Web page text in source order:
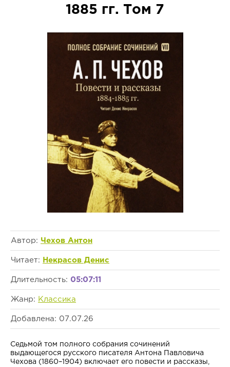
1885 гг. Том 7
Автор: Чехов Антон
Читает: Некрасов Денис
Длительность: 05:07:11
Жанр: Классика
Добавлена: 07.07.26
Седьмой том полного собрания сочинений
выдающегося русского писателя Антона Павловича
Чехова (1860–1904) включает его повести и рассказы,